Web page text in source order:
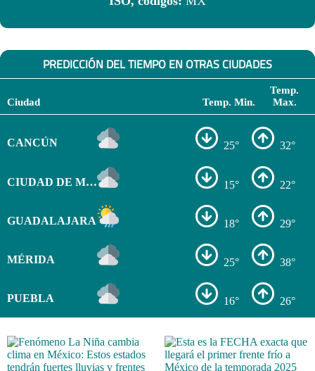
PREDICCIÓN DEL TIEMPO EN OTRAS CIUDADES
Ciudad Temp. Min.
Temp.
Max.
CANCÚN 25° 32°
CIUDAD DE MÉXICO 15° 22°
GUADALAJARA 18° 29°
MÉRIDA 25° 38°
PUEBLA 16° 26°